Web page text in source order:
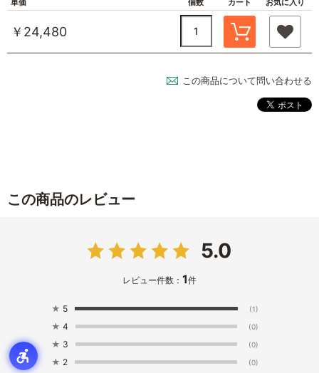
単価 個数 カート お気に入り
￥24,480
この商品について問い合わせる
この商品のレビュー
5.0
レビュー件数： 1件
★ 5 (1)
★ 4 (0)
★ 3 (0)
★ 2 (0)